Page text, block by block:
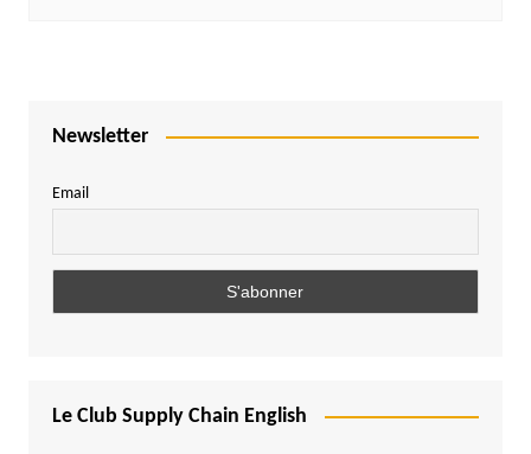
Newsletter
Email
Le Club Supply Chain English